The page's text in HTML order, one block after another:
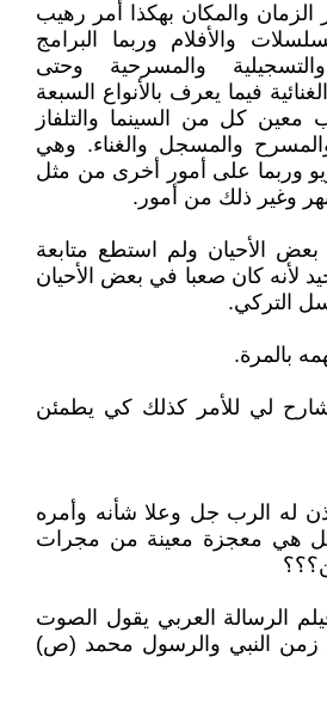
والمكان بهكذا أمر رهيب
والأفلام وربما البرامج
والتسجيلية والمسرحية وحتى
فيما يعرف بالأنواع السبعة
معين كل من السينما والتلفاز
والمسجل والغناء. وهي
وربما على أمور أخرى من مثل
وغير ذلك من أمور.
الأحيان ولم استطع متابعة
لأنه كان صعبا في بعض الأحيان
التركي.
بالمرة.
لي للأمر كذلك كي يطمئن
له الرب جل وعلا شأنه وأمره
هي معجزة معينة من مجرات
الرسالة العربي يقول الصوت
زمن النبي والرسول محمد (ص)